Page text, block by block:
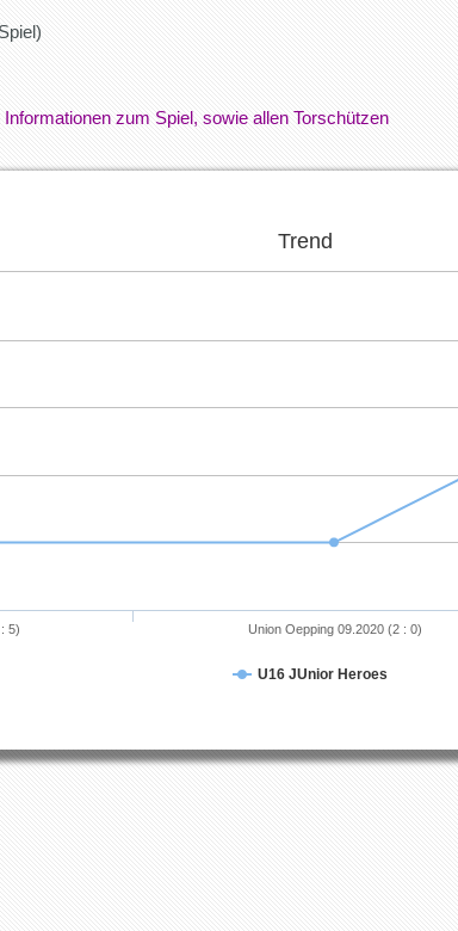
zum Spiel, sowie allen Torschützen
Trend
U16 JUnior Heroes
5) Union Oepping 09.2020 (2 : 0)